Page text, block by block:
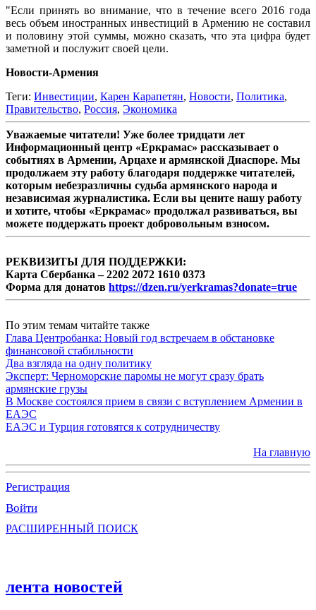
"Если принять во внимание, что в течение всего 2016 года
весь объем иностранных инвестиций в Армению не составил
и половину этой суммы, можно сказать, что эта цифра будет
заметной и послужит своей цели.
Новости-Армения
Теги: Инвестиции, Карен Карапетян, Новости, Политика,
Правительство, Россия, Экономика
Уважаемые читатели! Уже более тридцати лет
Информационный центр «Еркрамас» рассказывает о
событиях в Армении, Арцахе и армянской Диаспоре. Мы
продолжаем эту работу благодаря поддержке читателей,
которым небезразличны судьба армянского народа и
независимая журналистика. Если вы цените нашу работу
и хотите, чтобы «Еркрамас» продолжал развиваться, вы
можете поддержать проект добровольным взносом.
РЕКВИЗИТЫ ДЛЯ ПОДДЕРЖКИ:
Карта Сбербанка – 2202 2072 1610 0373
Форма для донатов https://dzen.ru/yerkramas?donate=true
По этим темам читайте также
Глава Центробанка: Новый год встречаем в обстановке
финансовой стабильности
Два взгляда на одну политику
Эксперт: Черноморские паромы не могут сразу брать
армянские грузы
В Москве состоялся прием в связи с вступлением Армении в
ЕАЭС
ЕАЭС и Турция готовятся к сотрудничеству
На главную
Регистрация
Войти
РАСШИРЕННЫЙ ПОИСК
лента новостей